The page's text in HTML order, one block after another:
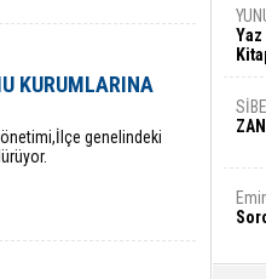
KURUMLARINA
genelindeki